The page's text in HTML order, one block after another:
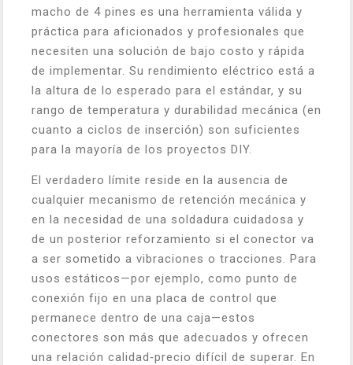
macho de 4 pines es una herramienta válida y
práctica para aficionados y profesionales que
necesiten una solución de bajo costo y rápida
de implementar. Su rendimiento eléctrico está a
la altura de lo esperado para el estándar, y su
rango de temperatura y durabilidad mecánica (en
cuanto a ciclos de inserción) son suficientes
para la mayoría de los proyectos DIY.
El verdadero límite reside en la ausencia de
cualquier mecanismo de retención mecánica y
en la necesidad de una soldadura cuidadosa y
de un posterior reforzamiento si el conector va
a ser sometido a vibraciones o tracciones. Para
usos estáticos—por ejemplo, como punto de
conexión fijo en una placa de control que
permanece dentro de una caja—estos
conectores son más que adecuados y ofrecen
una relación calidad‑precio difícil de superar. En